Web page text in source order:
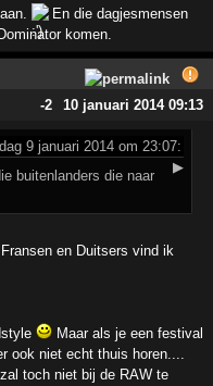
En die dagjesmensen
komen.
-2 10 januari 2014 09:13
9 januari 2014 om 23:07:
▶
buitenlanders die naar
en Duitsers vind ik
Maar als je een festival
ook niet echt thuis horen....
toch niet bij de RAW te